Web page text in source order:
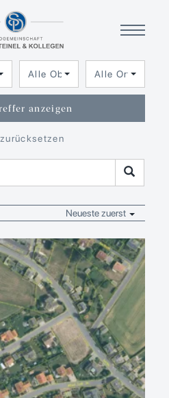
Alle ObjektartenAlle Orte
anzeigen
Neueste zuerst